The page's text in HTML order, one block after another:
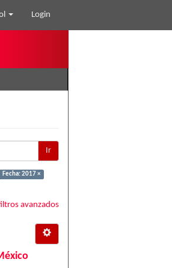
Login
Ir
Fecha: 2017 ×
avanzados